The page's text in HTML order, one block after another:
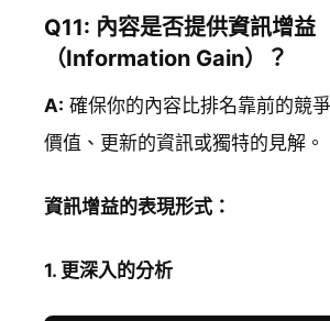
Q11: 內容是否提供資訊增益
（Information Gain）？
A: 確保你的內容比排名靠前的競
價值、更新的資訊或獨特的見解。
資訊增益的表現形式：
1. 更深入的分析